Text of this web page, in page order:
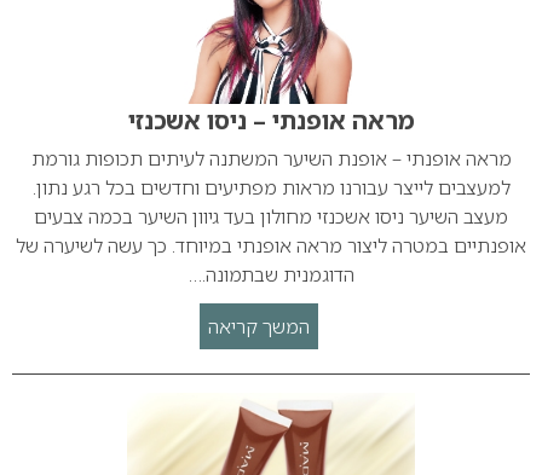
מראה אופנתי – ניסו אשכנזי
מראה אופנתי – אופנת השיער המשתנה לעיתים תכופות גורמת
למעצבים לייצר עבורנו מראות מפתיעים וחדשים בכל רגע נתון.
מעצב השיער ניסו אשכנזי מחולון בעד גיוון השיער בכמה צבעים
אופנתיים במטרה ליצור מראה אופנתי במיוחד. כך עשה לשיערה של
הדוגמנית שבתמונה.…
המשך קריאה